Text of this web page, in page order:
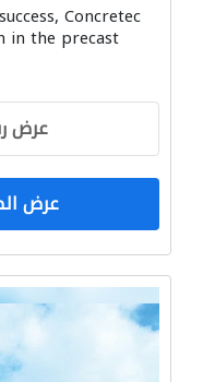
Concretec
in the precast
عرض
عرض